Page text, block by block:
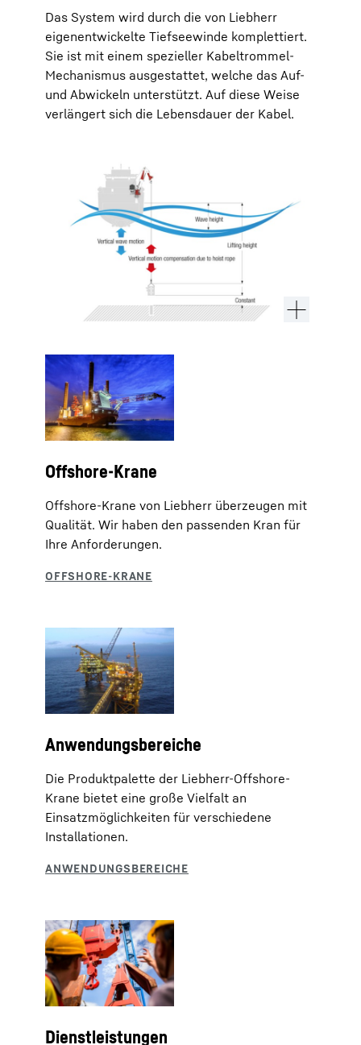
Das System wird durch die von Liebherr
eigenentwickelte Tiefseewinde komplettiert.
Sie ist mit einem spezieller Kabeltrommel-
Mechanismus ausgestattet, welche das Auf-
und Abwickeln unterstützt. Auf diese Weise
verlängert sich die Lebensdauer der Kabel.
Offshore-Krane
Offshore-Krane von Liebherr überzeugen mit
Qualität. Wir haben den passenden Kran für
Ihre Anforderungen.
Anwendungsbereiche
Die Produktpalette der Liebherr-Offshore-
Krane bietet eine große Vielfalt an
Einsatzmöglichkeiten für verschiedene
Installationen.
Dienstleistungen